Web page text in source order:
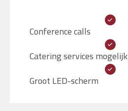
Conference calls
Catering services mogelijk
Groot LED-scherm